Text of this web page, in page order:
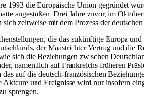
1993 die Europäische Union gegründet
angestoßen. Drei Jahre zuvor, im
zeitweise mit dem Prozess der
die das zukünftige Europa
der Maastrichter Vertrag und
sich die Beziehungen zwischen
namentlich auf Frankreichs früheren
auf die deutsch-französischen
und Ereignisse wird nur insofern
sprengen.